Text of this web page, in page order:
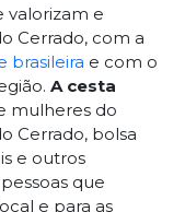
valorizam e
Cerrado, com a
brasileira e com o
A cesta
mulheres do
Cerrado, bolsa
e outros
que
e para as